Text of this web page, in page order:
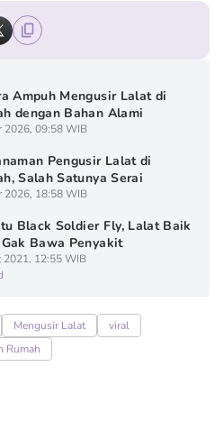
Ampuh Mengusir Lalat di
dengan Bahan Alami
2026, 09:58 WIB
Pengusir Lalat di
Salah Satunya Serai
2026, 18:58 WIB
Black Soldier Fly, Lalat Baik
Bawa Penyakit
2021, 12:55 WIB
Mengusir Lalat
viral
Rumah